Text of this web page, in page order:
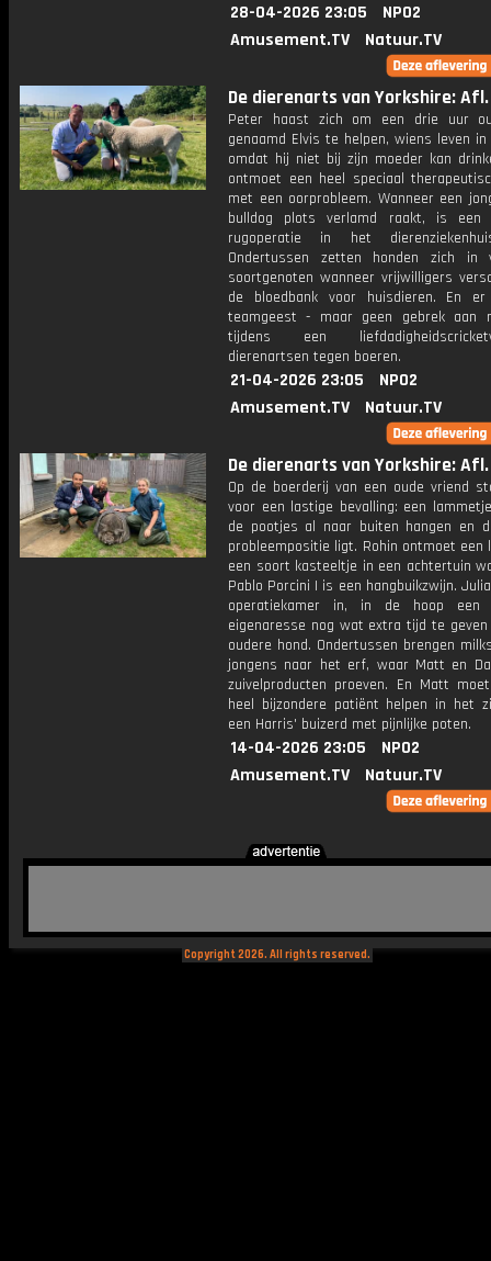
28-04-2026 23:05
NPO2
Amusement.TV
Natuur.TV
De dierenarts van Yorkshire:
Peter haast zich om een drie uur
genaamd Elvis te helpen, wiens leven
omdat hij niet bij zijn moeder kan
ontmoet een heel speciaal
met een oorprobleem. Wanneer een
bulldog plots verlamd raakt, is een
rugoperatie in het
Ondertussen zetten honden zich in
soortgenoten wanneer vrijwilligers
de bloedbank voor huisdieren. En
teamgeest - maar geen gebrek aan
tijdens een
dierenartsen tegen boeren.
21-04-2026 23:05
NPO2
Amusement.TV
Natuur.TV
De dierenarts van Yorkshire: Afl.
Op de boerderij van een oude vriend
voor een lastige bevalling: een
de pootjes al naar buiten hangen en
probleempositie ligt. Rohin ontmoet een
een soort kasteeltje in een achtertuin
Pablo Porcini I is een hangbuikzwijn.
operatiekamer in, in de hoop een
eigenaresse nog wat extra tijd te
oudere hond. Ondertussen brengen
jongens naar het erf, waar Matt en
zuivelproducten proeven. En Matt
heel bijzondere patiënt helpen in het
een Harris' buizerd met pijnlijke poten.
14-04-2026 23:05
NPO2
Amusement.TV
Natuur.TV
Copyright 2026. All rights reserved.